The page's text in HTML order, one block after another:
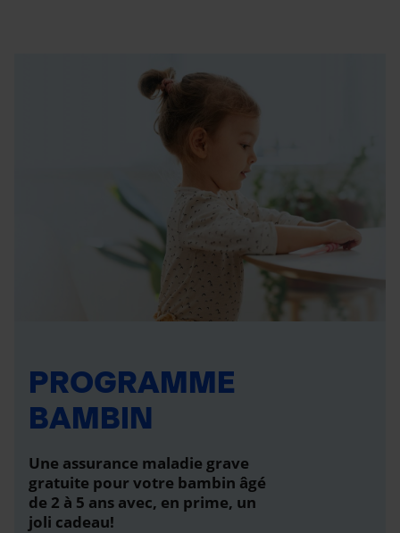
PROGRAMME
BAMBIN
Une assurance maladie grave
gratuite pour votre bambin âgé
de 2 à 5 ans avec, en prime, un
joli cadeau!